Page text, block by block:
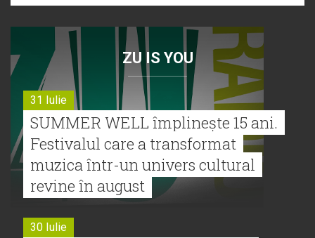
ZU IS YOU
31 Iulie
SUMMER WELL împlinește 15 ani.
Festivalul care a transformat
muzica într-un univers cultural
revine în august
30 Iulie